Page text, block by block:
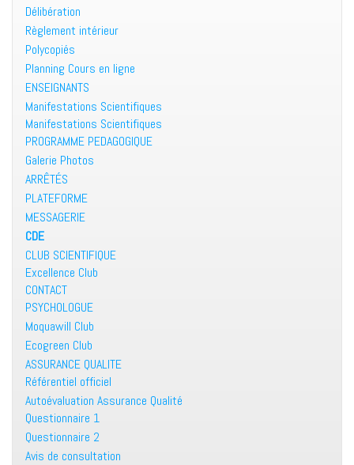
Délibération
Règlement intérieur
Polycopiés
Planning Cours en ligne
ENSEIGNANTS
Manifestations Scientifiques
Manifestations Scientifiques
PROGRAMME PEDAGOGIQUE
Galerie Photos
ARRÊTÉS
PLATEFORME
MESSAGERIE
CDE
CLUB SCIENTIFIQUE
Excellence Club
CONTACT
PSYCHOLOGUE
Moquawill Club
Ecogreen Club
ASSURANCE QUALITE
Référentiel officiel
Autoévaluation Assurance Qualité
Questionnaire 1
Questionnaire 2
Avis de consultation